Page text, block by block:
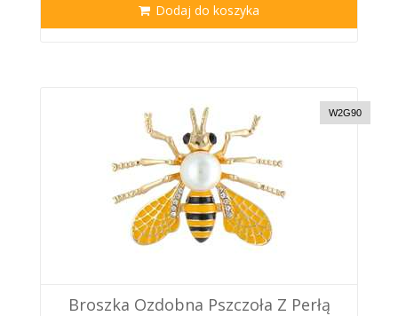
Dodaj do koszyka
W2G90
Broszka Ozdobna Pszczoła Z Perłą